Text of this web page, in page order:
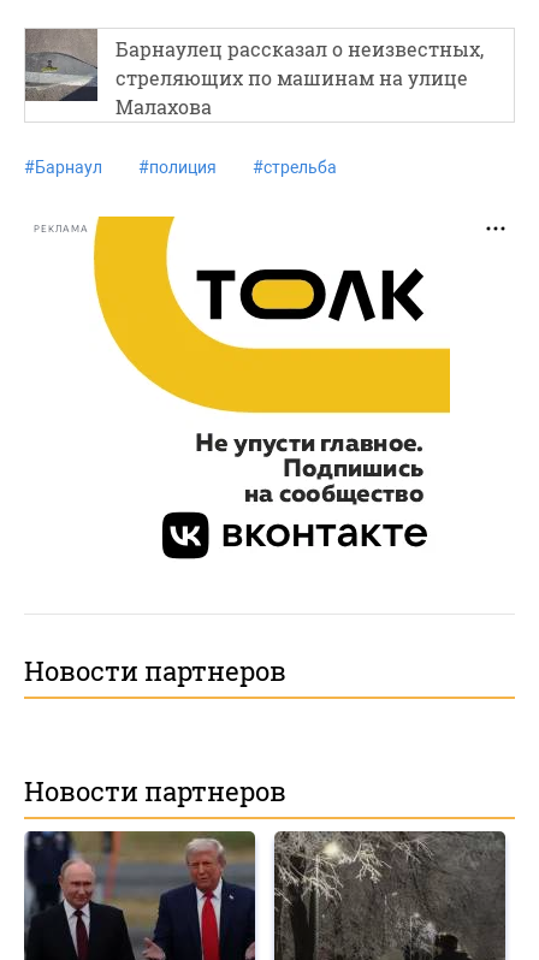
Барнаулец рассказал о неизвестных,
стреляющих по машинам на улице
Малахова
#Барнаул #полиция #стрельба
РЕКЛАМА
Новости партнеров
Новости партнеров